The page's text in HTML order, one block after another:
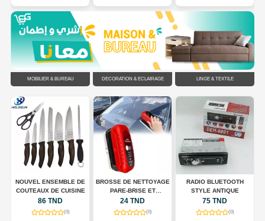
MOBILIER & BUREAU DÉCORATION & ÉCLAIRAGE LINGE & TEXTILE
NOUVEL ENSEMBLE DE
COUTEAUX DE CUISINE
86 TND
(0)
BROSSE DE NETTOYAGE
PARE-BRISE ET
RÉTROVISEURS
24 TND
(0)
RADIO BLUETOOTH
STYLE ANTIQUE
75 TND
(0)